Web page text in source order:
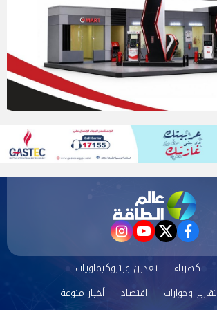
facebook
twitter
youtube
instagram
كهرباء
تعدين وبتروكيماويات
تقارير وحوارات اقتصاد
أخبار منوعة